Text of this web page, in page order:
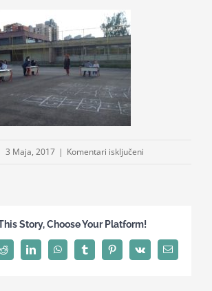
Učenici
Školske vijesti
Obavještenja
Kontakt
3 Maja, 2017 | Komentari isključeni
Story, Choose Your Platform!
Reddit LinkedInWhatsAppTumblrPinterest
Vk Email